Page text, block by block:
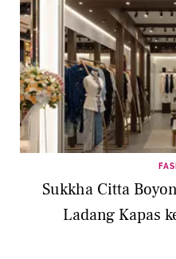
Sukkha Citta
Ladang Kapas